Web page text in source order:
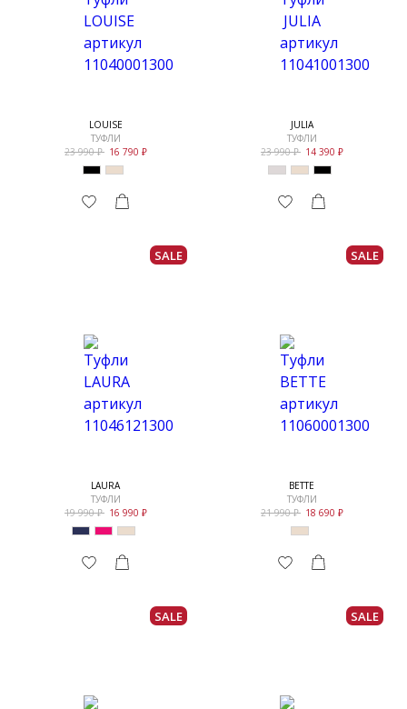
LOUISE
ТУФЛИ
23 990
16 790
JULIA
ТУФЛИ
23 990
14 390
SALE
LAURA
ТУФЛИ
19 990
16 990
SALE
BETTE
ТУФЛИ
21 990
18 690
SALE SALE